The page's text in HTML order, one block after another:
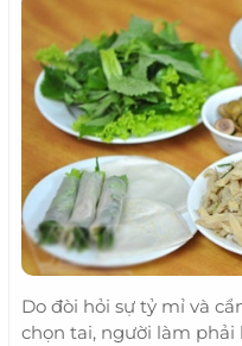
Do đòi hỏi sự tỷ mỉ và
chọn tai, người làm phải